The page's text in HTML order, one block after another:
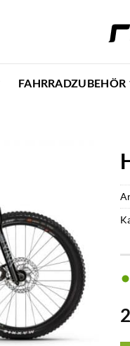
FAHRRADZUBEHÖR